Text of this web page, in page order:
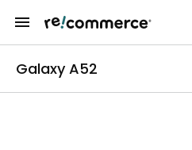
Galaxy A52